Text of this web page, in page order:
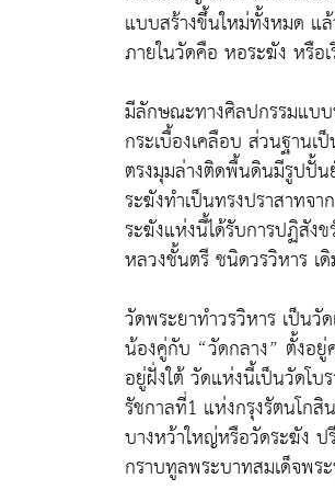
แบบสร้างขึ้นใหม่ทั้งหมด แ
ภายในวัดคือ หอระฆัง หรือ
มีลักษณะทางศิลปกรรมแบ
กระเบื้องเคลือบ ส่วนฐาน
ตรงมุมล่างติดพื้นดินมีรูปปั้
ระฆังทำเป็นทรงปราสาทจ
ระฆังแห่งนี้ได้รับการปฏิสัง
หลวงชั้นตรี ชนิดวรวิหาร เ
วัดพระยาทำวรวิหาร เป็นวั
น้องคู่กับ “วัดกลาง” ตั้งอ
อยู่ฝั่งใต้ วัดแห่งนี้เป็นวัดโ
รัชกาลที่1 แห่งกรุงรัตนโก
บางหว้าใหญ่หรือวัดระฆัง
กราบทูลพระบาทสมเด็จพร